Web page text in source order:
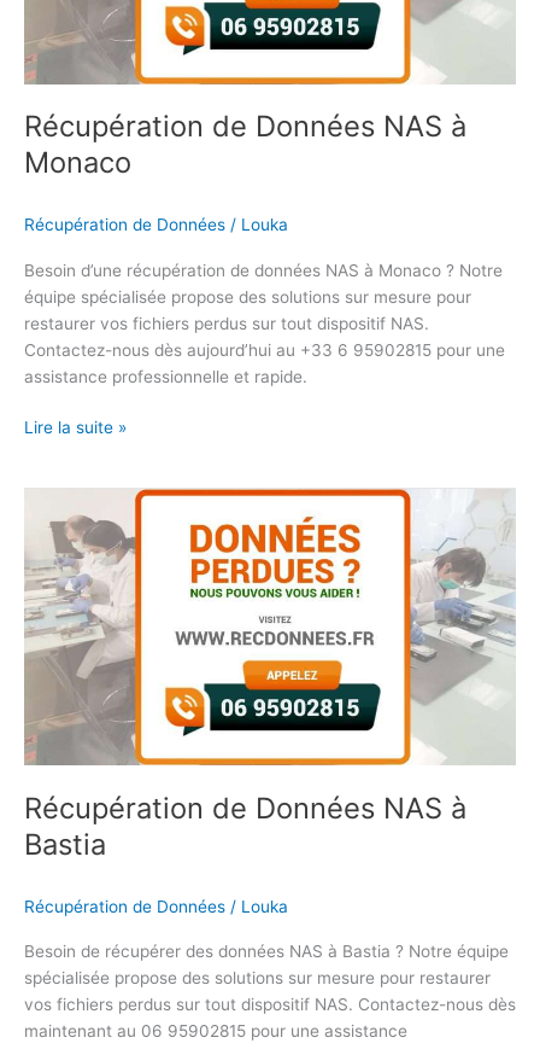
Récupération de Données NAS à
Monaco
Récupération de Données / Louka
Besoin d’une récupération de données NAS à Monaco ? Notre
équipe spécialisée propose des solutions sur mesure pour
restaurer vos fichiers perdus sur tout dispositif NAS.
Contactez-nous dès aujourd’hui au +33 6 95902815 pour une
assistance professionnelle et rapide.
Lire la suite »
Récupération de Données NAS à
Bastia
Récupération de Données / Louka
Besoin de récupérer des données NAS à Bastia ? Notre équipe
spécialisée propose des solutions sur mesure pour restaurer
vos fichiers perdus sur tout dispositif NAS. Contactez-nous dès
maintenant au 06 95902815 pour une assistance
Données
NAS
à
Bastia